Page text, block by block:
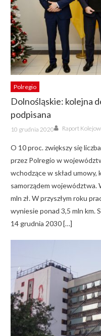
Polregio
Dolnośląskie: kolejna
podpisana
Posted
on
10 grudnia 2020 Author
Raport
O 10 proc. zwiększy się
przez Polregio w
wchodzące w skład umowy,
samorządem
mln zł. W przyszłym roku
wyniesie ponad 3,5 mln km.
14 grudnia 2030 […]